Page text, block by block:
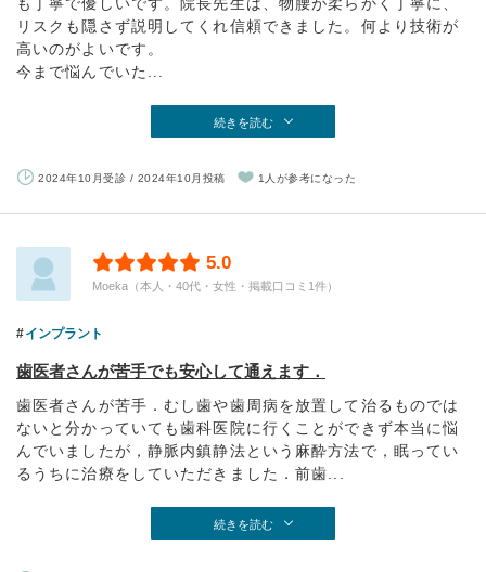
リスクも隠さず説明してくれ信頼できました。何より技術が
高いのがよいです。
今まで悩んでいた...
続きを読む
2024年10月受診 / 2024年10月投稿 1人が参考になった
5.0
Moeka（本人・40代・女性・掲載口コミ1件）
インプラント
歯医者さんが苦手でも安心して通えます．
歯医者さんが苦手．むし歯や歯周病を放置して治るものでは
ないと分かっていても歯科医院に行くことができず本当に悩
んでいましたが，静脈内鎮静法という麻酔方法で，眠ってい
るうちに治療をしていただきました．前歯...
続きを読む